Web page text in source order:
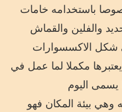
باستخدامه خامات
والفلين والقماش
شكل الاكسسوارات
مكملا لما عمل في
يسمى اليوم
وهي بيئة المكان فهو